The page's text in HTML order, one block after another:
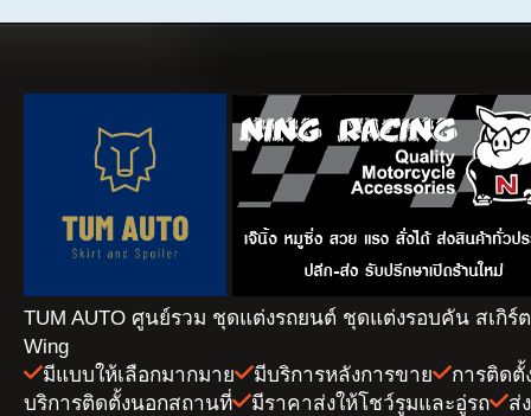
TUM AUTO ศูนย์รวม ชุดแต่งรถยนต์ ชุดแต่งรอบคัน สเกิร์
Wing
มีแบบให้เลือกมากมาย
มีบริการหลังการขาย
การติดตั้
บริการติดตั้งนอกสถานที่
มีราคาส่งให้โชว์รูมและอู่รถ
ส่